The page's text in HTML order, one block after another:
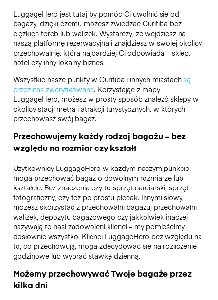
LuggageHero jest tutaj by pomóc Ci uwolnić się od
bagaży, dzięki czemu możesz zwiedzać Curitiba bez
ciężkich toreb lub walizek. Wystarczy, że wejdziesz na
naszą platformę rezerwacyjną i znajdziesz w swojej okolicy
przechowalnię, która najbardziej Ci odpowiada – sklep,
hotel czy inny lokalny biznes.
Wszystkie nasze punkty w Curitiba i innych miastach są
przez nas zweryfikowane. Korzystając z mapy
LuggageHero, możesz w prosty sposób znaleźć sklepy w
okolicy stacji metra i atrakcji turystycznych, w których
przechowasz swój bagaż.
Przechowujemy każdy rodzaj bagażu – bez
względu na rozmiar czy kształt
Użytkownicy LuggageHero w każdym naszym punkcie
mogą przechować bagaż o dowolnym rozmiarze lub
kształcie. Bez znaczenia czy to sprzęt narciarski, sprzęt
fotograficzny, czy też po prostu plecak. Innymi słowy,
możesz skorzystać z przechowalni bagażu, przechowalni
walizek, depozytu bagażowego czy jakkolwiek inaczej
nazywają to nasi zadowoleni klienci – my pomieścimy
dosłownie wszystko. Klienci LuggageHero bez względu na
to, co przechowują, mogą zdecydować się na rozliczenie
godzinowe lub wybrać stawkę dzienną.
Możemy przechowywać Twoje bagaże przez
kilka dni